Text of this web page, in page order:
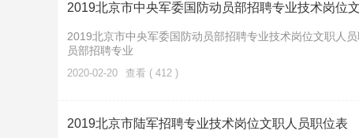
2019北京市中央军委国防动员部招聘专业技术岗位
2019北京市中央军委国防动员部招聘专业技术岗位文职人
员部招聘专业
2020-02-20 查看 ( 412 )
2019北京市陆军招聘专业技术岗位文职人员职位表